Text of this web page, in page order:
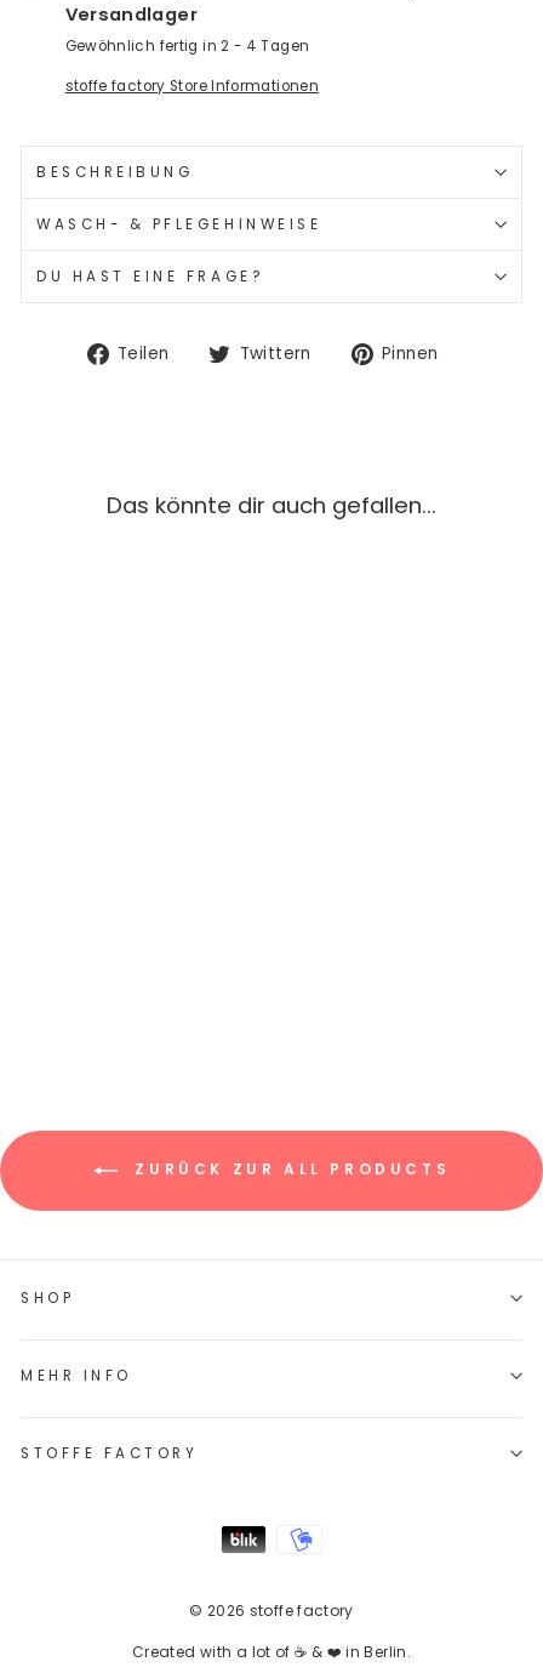
Versandlager
Gewöhnlich fertig in 2 - 4 Tagen
stoffe factory Store Informationen
BESCHREIBUNG
WASCH- & PFLEGEHINWEISE
DU HAST EINE FRAGE?
Teilen
Auf
Twittern
Auf
Pinnen
Das könnte dir auch gefallen...
ZURÜCK ZUR ALL PRODUCTS
SHOP
MEHR INFO
STOFFE FACTORY
© 2026 stoffe factory
Created with a lot of ☕ & ❤️ in Berlin.